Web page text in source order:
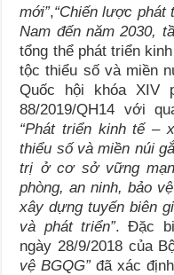
mới”,“Chiến lược phát
Nam đến năm 2030,
tổng thể phát triển
tộc thiểu số và miền
Quốc hội khóa XIV
88/2019/QH14 với
“Phát triển kinh tế–
thiểu số và miền núi
trị ở cơ sở vững
phòng, an ninh, bảo
xây dựng tuyến biên
và phát triển”. Đặc
ngày 28/9/2018 của
vệ BGQG”đã xác